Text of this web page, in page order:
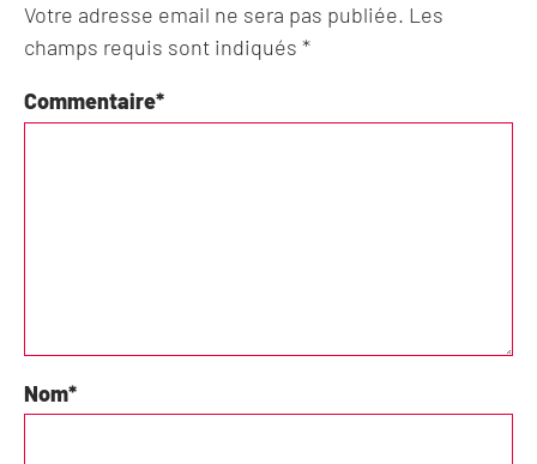
Votre adresse email ne sera pas publiée. Les
champs requis sont indiqués *
Commentaire*
Nom*